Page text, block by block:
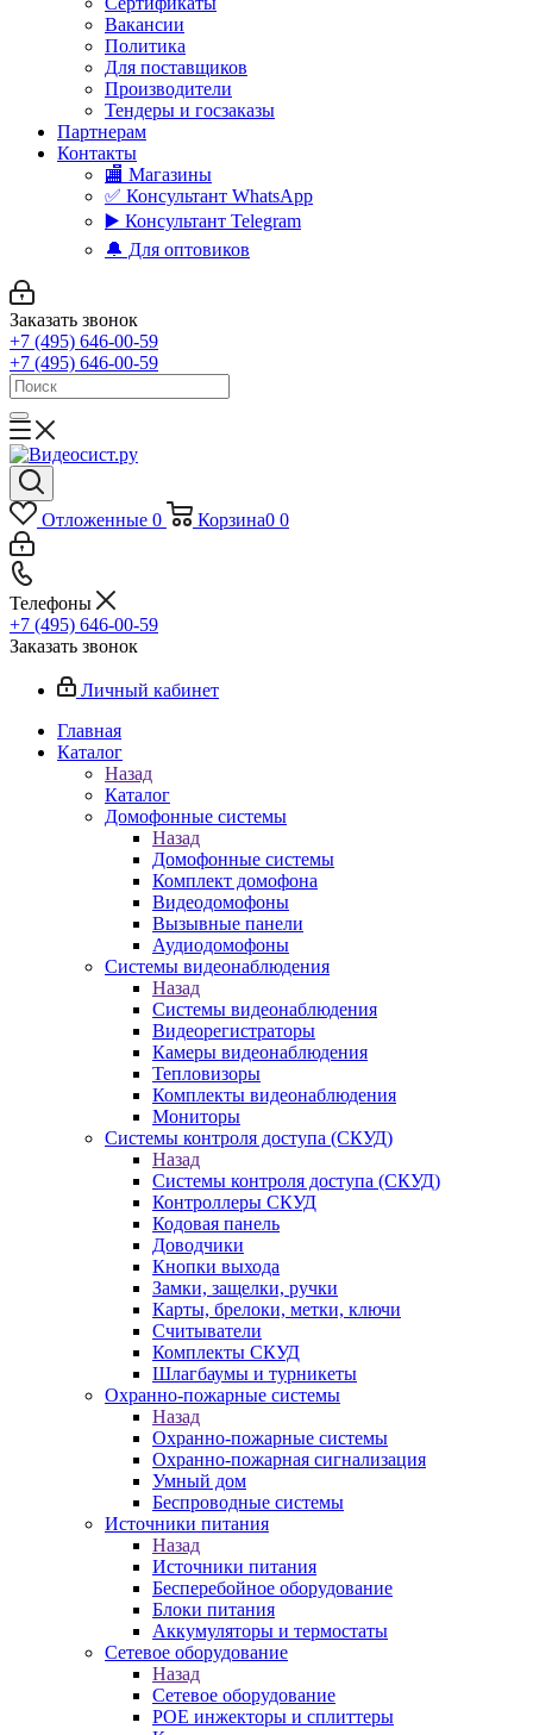
Вакансии
Политика
Для поставщиков
Производители
Тендеры и госзаказы
Партнерам
Контакты
🏬 Магазины
✅️ Консультант WhatsApp
▶️ Консультант Telegram
🔔 Для оптовиков
Заказать звонок
+7 (495) 646-00-59
+7 (495) 646-00-59
Отложенные 0 Корзина0 0
Телефоны
+7 (495) 646-00-59
Заказать звонок
Личный кабинет
Главная
Каталог
Назад
Каталог
Домофонные системы
Назад
Домофонные системы
Комплект домофона
Видеодомофоны
Вызывные панели
Аудиодомофоны
Системы видеонаблюдения
Назад
Системы видеонаблюдения
Видеорегистраторы
Камеры видеонаблюдения
Тепловизоры
Комплекты видеонаблюдения
Мониторы
Системы контроля доступа (СКУД)
Назад
Системы контроля доступа (СКУД)
Контроллеры СКУД
Кодовая панель
Доводчики
Кнопки выхода
Замки, защелки, ручки
Карты, брелоки, метки, ключи
Считыватели
Комплекты СКУД
Шлагбаумы и турникеты
Охранно-пожарные системы
Назад
Охранно-пожарные системы
Охранно-пожарная сигнализация
Умный дом
Беспроводные системы
Источники питания
Назад
Источники питания
Бесперебойное оборудование
Блоки питания
Аккумуляторы и термостаты
Сетевое оборудование
Назад
Сетевое оборудование
POE инжекторы и сплиттеры